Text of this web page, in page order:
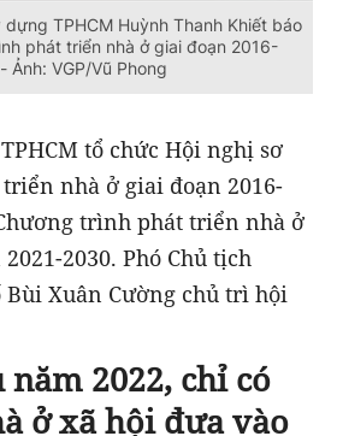
dựng TPHCM Huỳnh Thanh Khiết báo
phát triển nhà ở giai đoạn 2016-
Ảnh: VGP/Vũ Phong
tổ chức Hội nghị sơ
nhà ở giai đoạn 2016-
trình phát triển nhà ở
2030. Phó Chủ tịch
Bùi Xuân Cường chủ trì hội
2022, chỉ có
ở xã hội đưa vào